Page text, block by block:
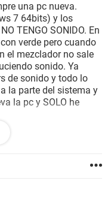
una pc nueva.
7 64bits) y los
TENGO SONIDO. En
verde pero cuando
el mezclador no sale
sonido. Ya
de sonido y todo lo
la parte del sistema y
la pc y SOLO he